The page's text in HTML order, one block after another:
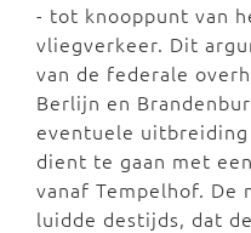
- tot knooppunt van
vliegverkeer. Dit
van de federale
Berlijn en
eventuele uitbreiding
dient te gaan met
vanaf Tempelhof.
luidde destijds, dat